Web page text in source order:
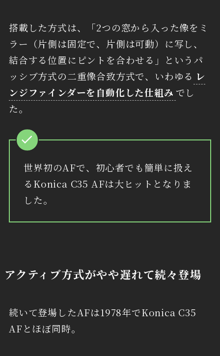
搭載した方式は、「2つの窓から入った像をミ
ラー（片側は固定で、片側は可動）に写し、
結合する位置にピントを合わせる」というパ
ッシブ方式の二重像合致方式で、いわゆる レ
ンジファインダーを自動化した仕組み でし
た。
世界初のAFで、初心者でも簡単に扱え
るKonica C35 AFは大ヒットとなりま
した。
アクティブ方式がやや遅れて続々登場
続いて登場したAFは1978年でKonica C35
AFとほぼ同時。